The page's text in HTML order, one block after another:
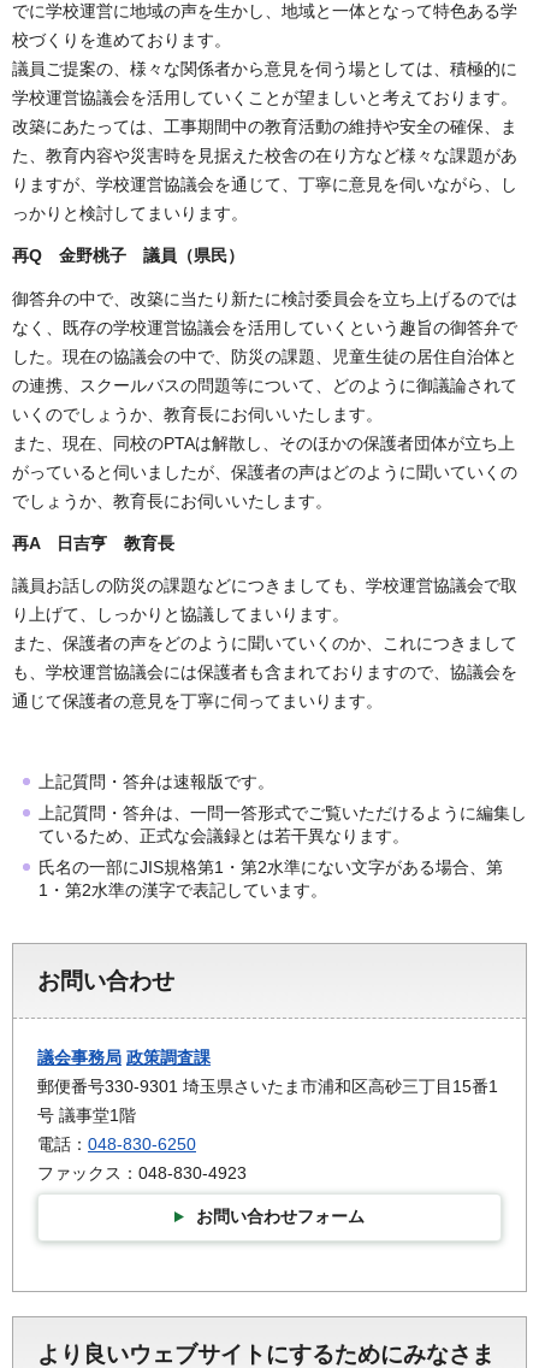
でに学校運営に地域の声を生かし、地域と一体となって特色ある学
校づくりを進めております。
議員ご提案の、様々な関係者から意見を伺う場としては、積極的に
学校運営協議会を活用していくことが望ましいと考えております。
改築にあたっては、工事期間中の教育活動の維持や安全の確保、ま
た、教育内容や災害時を見据えた校舎の在り方など様々な課題があ
りますが、学校運営協議会を通じて、丁寧に意見を伺いながら、し
っかりと検討してまいります。
再Q 金野桃子 議員（県民）
御答弁の中で、改築に当たり新たに検討委員会を立ち上げるのでは
なく、既存の学校運営協議会を活用していくという趣旨の御答弁で
した。現在の協議会の中で、防災の課題、児童生徒の居住自治体と
の連携、スクールバスの問題等について、どのように御議論されて
いくのでしょうか、教育長にお伺いいたします。
また、現在、同校のPTAは解散し、そのほかの保護者団体が立ち上
がっていると伺いましたが、保護者の声はどのように聞いていくの
でしょうか、教育長にお伺いいたします。
再A 日吉亨 教育長
議員お話しの防災の課題などにつきましても、学校運営協議会で取
り上げて、しっかりと協議してまいります。
また、保護者の声をどのように聞いていくのか、これにつきまして
も、学校運営協議会には保護者も含まれておりますので、協議会を
通じて保護者の意見を丁寧に伺ってまいります。
上記質問・答弁は速報版です。
上記質問・答弁は、一問一答形式でご覧いただけるように編集し
ているため、正式な会議録とは若干異なります。
氏名の一部にJIS規格第1・第2水準にない文字がある場合、第
1・第2水準の漢字で表記しています。
お問い合わせ
議会事務局 政策調査課
郵便番号330-9301 埼玉県さいたま市浦和区高砂三丁目15番1
号 議事堂1階
電話： 048-830-6250
ファックス：048-830-4923
お問い合わせフォーム
より良いウェブサイトにするためにみなさま